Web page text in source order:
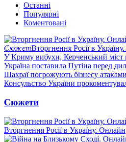
Останні
Популярні
Коментовані
СюжетВторгнення Росії в
У Криму вибухи, Керченський міст
Україна поставила Путіна перед
Шахраї погрожують бізнесу
Консульство України
Сюжети
Вторгнення Росії в Україну. Онлайн